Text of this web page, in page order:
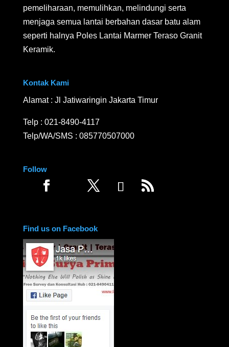
pemeliharaan, memulihkan, melindungi serta
menjaga semua lantai berbahan dasar batu alam
seperti halnya Poles Lantai Marmer Teraso Granit
Keramik.
Kontak Kami
Alamat : Jl Jatiwaringin Jakarta Timur
Telp : 021-8490-4117
Telp/WA/SMS : 085770507000
Follow
Find us on Facebook